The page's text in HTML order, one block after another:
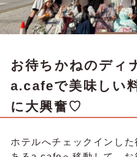
お待ちかねのディ
a.cafeで美味しい
に大興奮♡
ホテルへチェックインし